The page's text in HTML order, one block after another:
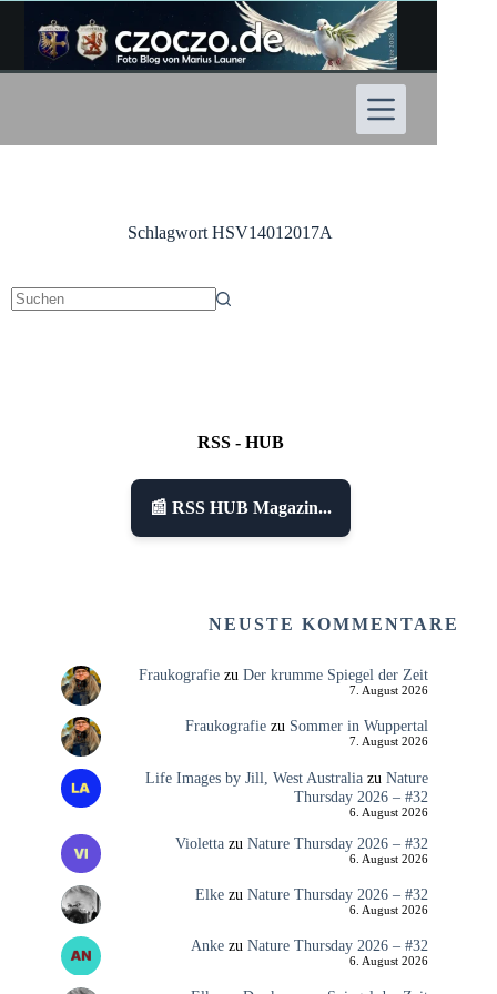
Inhalt
springen
SchlagwortHSV14012017A
RSS - HUB
📰 RSS HUB Magazin...
NEUSTE KOMMENTARE
Fraukografiezu Der krumme Spiegel der Zeit
7. August 2026
Fraukografiezu Sommer in Wuppertal
7. August 2026
Life Images by Jill, West Australiazu Nature
Thursday 2026 – #32
6. August 2026
Violettazu Nature Thursday 2026 – #32
6. August 2026
Elkezu Nature Thursday 2026 – #32
6. August 2026
Ankezu Nature Thursday 2026 – #32
6. August 2026